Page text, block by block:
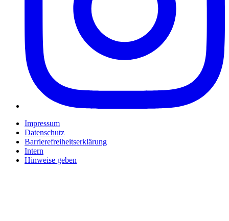
Impressum
Datenschutz
Barrierefreiheitserklärung
Intern
Hinweise geben